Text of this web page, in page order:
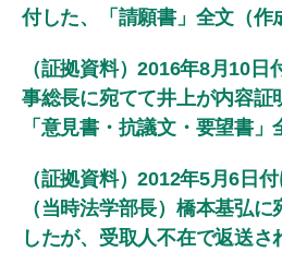
付した、「請願書」全文（作
（証拠資料）2016年8月10
事総長に宛てて井上が内容証
「意見書・抗議文・要望書」
（証拠資料）2012年5月6日
（当時法学部長）橋本基弘
したが、受取人不在で返送